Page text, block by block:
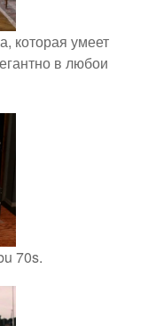
которая умеет
в любои
70s.